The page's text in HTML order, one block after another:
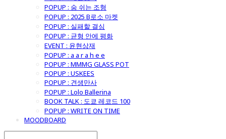
POPUP : 숨 쉬는 조형
POPUP : 2025 B로소 마켓
POPUP : 실패할 결심
POPUP : 균형 안에 평화
EVENT : 윤현상재
POPUP : a a r a h e e
POPUP : MMMG GLASS POT
POPUP : USKEES
POPUP : 견생만사
POPUP : Lolo Ballerina
BOOK TALK : 도쿄 레코드 100
POPUP : WRITE ON TIME
MOODBOARD